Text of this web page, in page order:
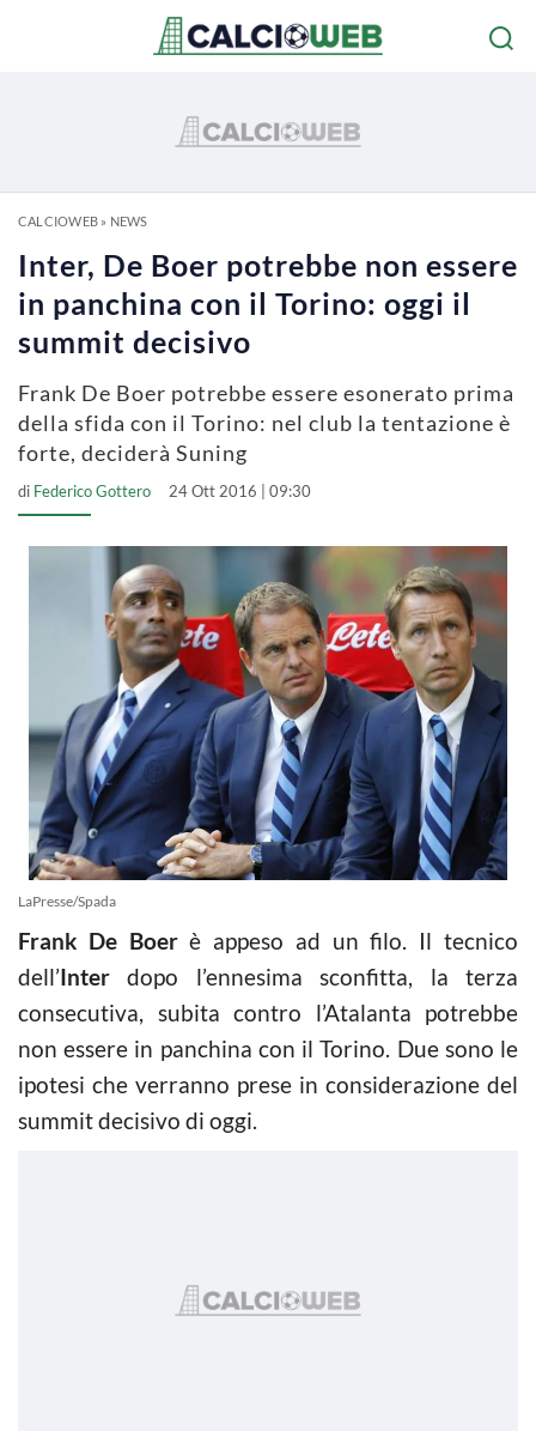
CALCIOWEB» NEWS
Inter, De Boer potrebbe non essere
in panchina con il Torino: oggi il
summit decisivo
Frank De Boer potrebbe essere esonerato prima
della sfida con il Torino: nel club la tentazione è
forte, deciderà Suning
di Federico Gottero 24 Ott 2016 | 09:30
LaPresse/Spada
Frank De Boerè appeso ad un filo. Il tecnico
dell’Inter dopo l’ennesima sconfitta, la terza
consecutiva, subita contro l’Atalanta potrebbe
non essere in panchina con il Torino. Due sono le
ipotesi che verranno prese in considerazione del
summit decisivo di oggi.